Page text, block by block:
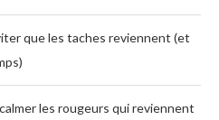
que les taches reviennent (et
les rougeurs qui reviennent